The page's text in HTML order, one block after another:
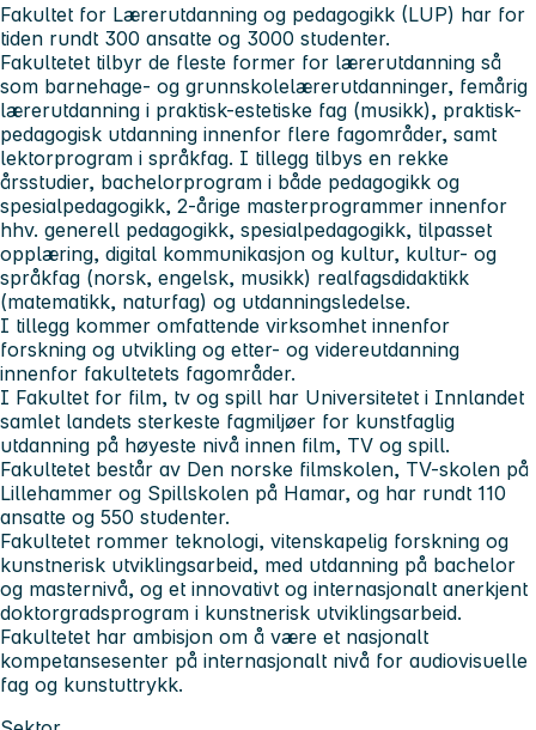
Fakultet for Lærerutdanning og pedagogikk (LUP) har for
tiden rundt 300 ansatte og 3000 studenter.
Fakultetet tilbyr de fleste former for lærerutdanning så
som barnehage- og grunnskolelærerutdanninger, femårig
lærerutdanning i praktisk-estetiske fag (musikk), praktisk-
pedagogisk utdanning innenfor flere fagområder, samt
lektorprogram i språkfag. I tillegg tilbys en rekke
årsstudier, bachelorprogram i både pedagogikk og
spesialpedagogikk, 2-årige masterprogrammer innenfor
hhv. generell pedagogikk, spesialpedagogikk, tilpasset
opplæring, digital kommunikasjon og kultur, kultur- og
språkfag (norsk, engelsk, musikk) realfagsdidaktikk
(matematikk, naturfag) og utdanningsledelse.
I tillegg kommer omfattende virksomhet innenfor
forskning og utvikling og etter- og videreutdanning
innenfor fakultetets fagområder.
I Fakultet for film, tv og spill har Universitetet i Innlandet
samlet landets sterkeste fagmiljøer for kunstfaglig
utdanning på høyeste nivå innen film, TV og spill.
Fakultetet består av Den norske filmskolen, TV-skolen på
Lillehammer og Spillskolen på Hamar, og har rundt 110
ansatte og 550 studenter.
Fakultetet rommer teknologi, vitenskapelig forskning og
kunstnerisk utviklingsarbeid, med utdanning på bachelor
og masternivå, og et innovativt og internasjonalt anerkjent
doktorgradsprogram i kunstnerisk utviklingsarbeid.
Fakultetet har ambisjon om å være et nasjonalt
kompetansesenter på internasjonalt nivå for audiovisuelle
fag og kunstuttrykk.